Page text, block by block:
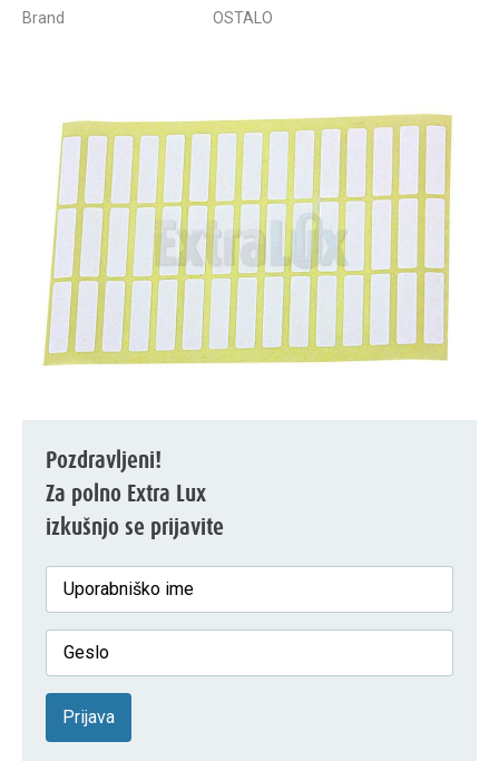
Brand OSTALO
Pozdravljeni!
Za polno Extra Lux
izkušnjo se prijavite
Prijava